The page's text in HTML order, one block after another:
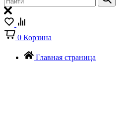
0 Корзина
Главная страница